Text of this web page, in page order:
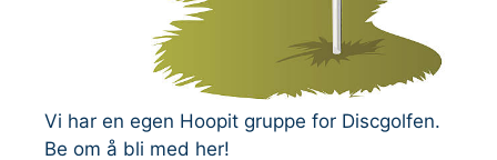
Vi har en egen Hoopit gruppe for Discgolfen.
Be om å bli med her!